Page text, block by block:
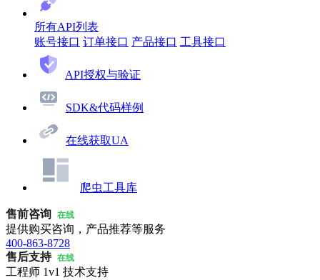
所有API列表
账号接口 订单接口 产品接口 工具接口
API授权与验证
SDK&代码样例
在线获取UA
爬虫工具库
售前咨询 在线
提供购买咨询，产品推荐等服务
400-863-8728
售后支持 在线
工程师 1v1 技术支持